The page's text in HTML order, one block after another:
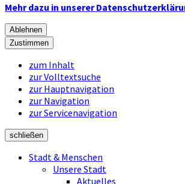
Mehr dazu in unserer
Ablehnen
Zustimmen
zum Inhalt
zur Volltextsuche
zur Hauptnavigation
zur Navigation
zur Servicenavigation
schließen
Stadt & Menschen
Unsere Stadt
Aktuelles